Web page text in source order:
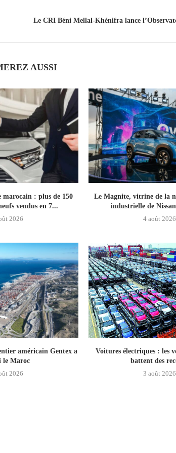
Le CRI Béni Mellal-Khénifra lance
AUSSI
: plus de 150
vendus en 7...
2026
Le Magnite, vitrine de la
industrielle de
4 août 2026
américain Gentex a
le Maroc
2026
Voitures électriques : les
battent des
3 août 2026